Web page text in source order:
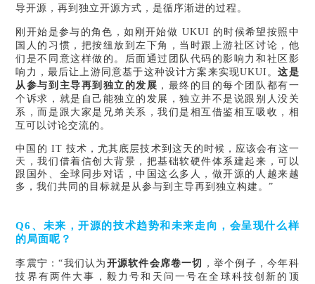
导开源，再到独立开源方式，是循序渐进的过程。
刚开始是参与的角色，如刚开始做 UKUI 的时候希望按照中
国人的习惯，把按纽放到左下角，当时跟上游社区讨论，他
们是不同意这样做的。后面通过团队代码的影响力和社区影
响力，最后让上游同意基于这种设计方案来实现UKUI。这是
从参与到主导再到独立的发展 ，最终的目的每个团队都有一
个诉求，就是自己能独立的发展，独立并不是说跟别人没关
系，而是跟大家是兄弟关系，我们是相互借鉴相互吸收，相
互可以讨论交流的。
中国的 IT 技术，尤其底层技术到这天的时候，应该会有这一
天，我们借着信创大背景，把基础软硬件体系建起来，可以
跟国外、全球同步对话，中国这么多人，做开源的人越来越
多，我们共同的目标就是从参与到主导再到独立构建。”
Q6、未来，开源的技术趋势和未来走向，会呈现什么样
的局面呢？
李震宁：“我们认为 开源软件会席卷一切
，举个例子，今年科
技界有两件大事，毅力号和天问一号在全球科技创新的顶